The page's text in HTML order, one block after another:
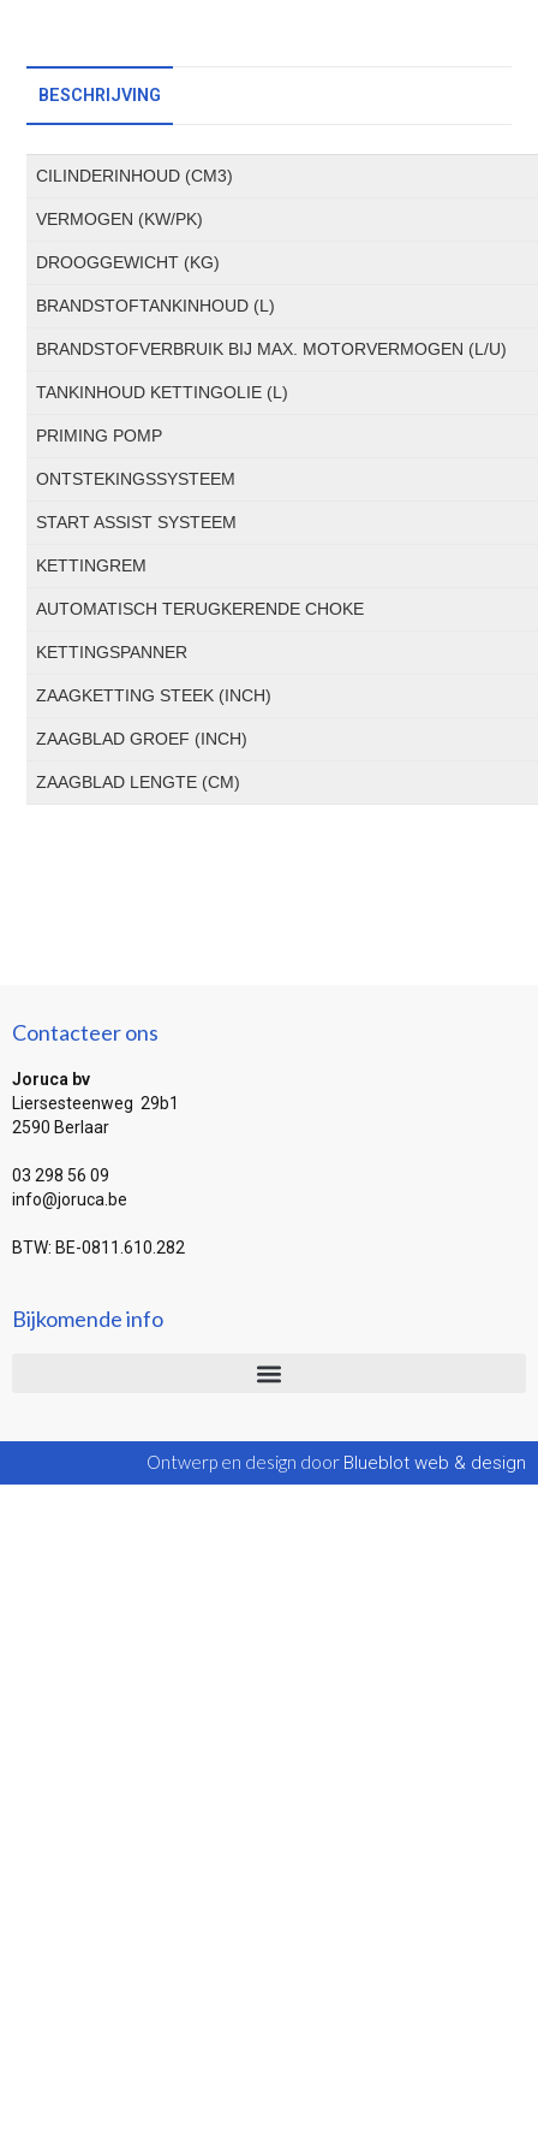
BESCHRIJVING
CILINDERINHOUD (CM3)
VERMOGEN (KW/PK)
DROOGGEWICHT (KG)
BRANDSTOFTANKINHOUD (L)
BRANDSTOFVERBRUIK BIJ MAX. MOTORVERMOGEN (L/U)
TANKINHOUD KETTINGOLIE (L)
PRIMING POMP
ONTSTEKINGSSYSTEEM
START ASSIST SYSTEEM
KETTINGREM
AUTOMATISCH TERUGKERENDE CHOKE
KETTINGSPANNER
ZAAGKETTING STEEK (INCH)
ZAAGBLAD GROEF (INCH)
ZAAGBLAD LENGTE (CM)
Contacteer ons
Joruca bv
Liersesteenweg 29b1
2590 Berlaar
03 298 56 09
info@joruca.be
BTW: BE-0811.610.282
Bijkomende info
Ontwerp en design door Blueblot web & design